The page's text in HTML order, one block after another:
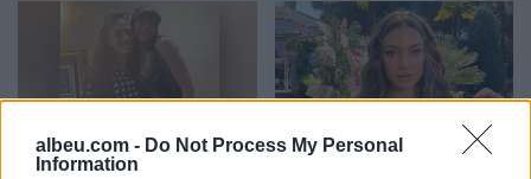
albeu.com - Do Not Process My Personal
Information
Elvana Gjata takohet me